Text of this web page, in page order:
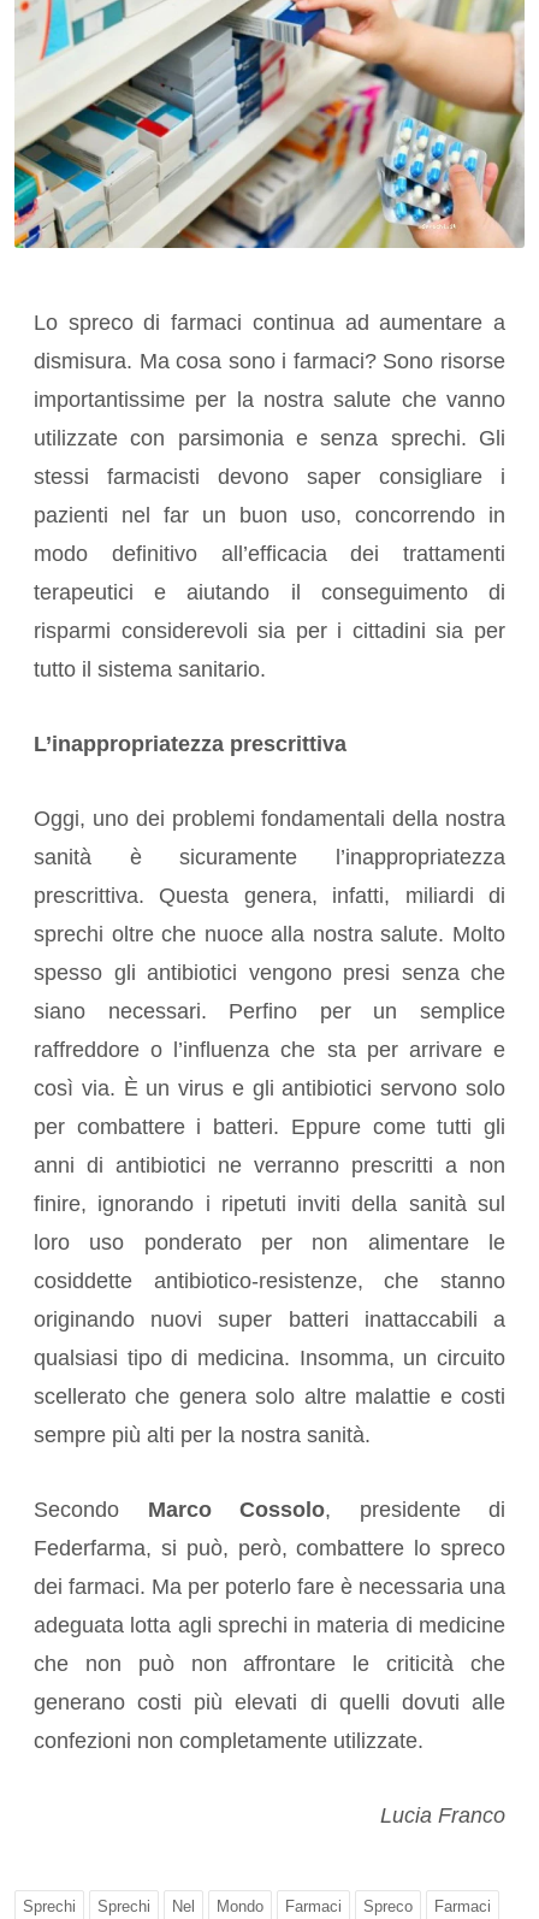
Lo spreco di farmaci continua ad aumentare a
dismisura. Ma cosa sono i farmaci? Sono risorse
importantissime per la nostra salute che vanno
utilizzate con parsimonia e senza sprechi. Gli
stessi farmacisti devono saper consigliare i
pazienti nel far un buon uso, concorrendo in
modo definitivo all’efficacia dei trattamenti
terapeutici e aiutando il conseguimento di
risparmi considerevoli sia per i cittadini sia per
tutto il sistema sanitario.
L’inappropriatezza prescrittiva
Oggi, uno dei problemi fondamentali della nostra
sanità è sicuramente l’inappropriatezza
prescrittiva. Questa genera, infatti, miliardi di
sprechi oltre che nuoce alla nostra salute. Molto
spesso gli antibiotici vengono presi senza che
siano necessari. Perfino per un semplice
raffreddore o l’influenza che sta per arrivare e
così via. È un virus e gli antibiotici servono solo
per combattere i batteri. Eppure come tutti gli
anni di antibiotici ne verranno prescritti a non
finire, ignorando i ripetuti inviti della sanità sul
loro uso ponderato per non alimentare le
cosiddette antibiotico-resistenze, che stanno
originando nuovi super batteri inattaccabili a
qualsiasi tipo di medicina. Insomma, un circuito
scellerato che genera solo altre malattie e costi
sempre più alti per la nostra sanità.
Secondo Marco Cossolo, presidente di
Federfarma, si può, però, combattere lo spreco
dei farmaci. Ma per poterlo fare è necessaria una
adeguata lotta agli sprechi in materia di medicine
che non può non affrontare le criticità che
generano costi più elevati di quelli dovuti alle
confezioni non completamente utilizzate.
Lucia Franco
Sprechi Sprechi Nel Mondo Farmaci Spreco Farmaci